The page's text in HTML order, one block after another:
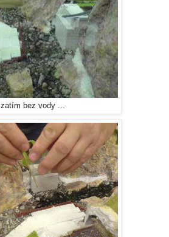
zatím bez vody ...